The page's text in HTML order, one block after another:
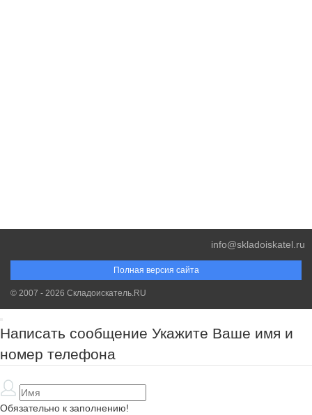
Полная версия сайта
info@skladoiskatel.ru
© 2007 - 2026 Складоискатель.RU
Написать сообщение Укажите Ваше имя и
номер телефона
Обязательно к заполнению!